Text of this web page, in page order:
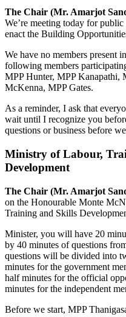
The Chair (Mr. Amarjot
We’re meeting today for
enact the Building
We have no members present
following members
MPP Hunter, MPP Kanapathi,
McKenna, MPP Gates.
As a reminder, I ask that
wait until I recognize you
questions or business before
Ministry of Labour,
Development
The Chair (Mr. Amarjot
on the Honourable Monte
Training and Skills
Minister, you will have 20
by 40 minutes of questions
questions will be divided into
minutes for the government
half minutes for the official
minutes for the independent
Before we start, MPP